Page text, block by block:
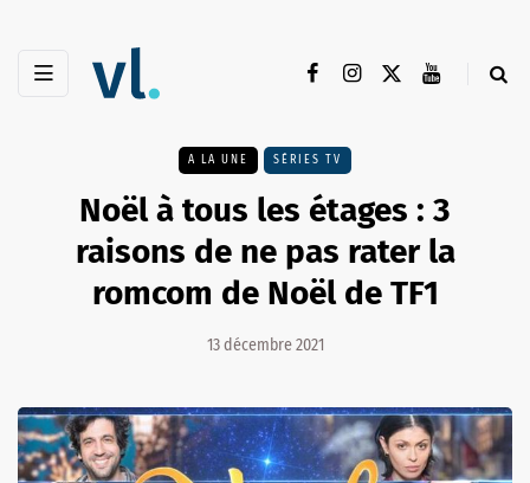
A LA UNE SÉRIES TV
Noël à tous les étages : 3
raisons de ne pas rater la
romcom de Noël de TF1
13 décembre 2021